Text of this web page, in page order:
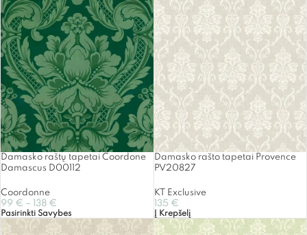
Damasko raštų tapetai Coordone
Damascus D00112
Coordonne
99 € – 138 €
Pasirinkti Savybes
Damasko rašto tapetai Provence
PV20827
KT Exclusive
135 €
Į Krepšelį